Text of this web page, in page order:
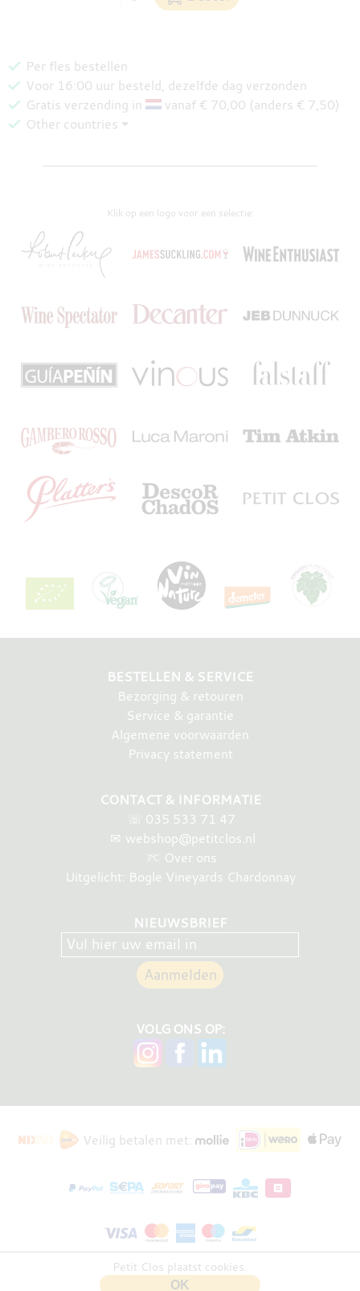
Per fles bestellen
Voor 16:00 uur besteld, dezelfde dag verzonden
Gratis verzending in
vanaf € 70,00 (anders € 7,50)
Other countries ⏷
Klik op een logo voor een selectie:
BESTELLEN & SERVICE
Bezorging & retouren
Service & garantie
Algemene voorwaarden
Privacy statement
CONTACT & INFORMATIE
☏ 035 533 71 47
✉ webshop@petitclos.nl
Over ons
Uitgelicht: Bogle Vineyards Chardonnay
NIEUWSBRIEF
VOLG ONS OP:
Veilig betalen met:
Bloembraadenversie 0.31.1
Petit Clos plaatst cookies.
OK